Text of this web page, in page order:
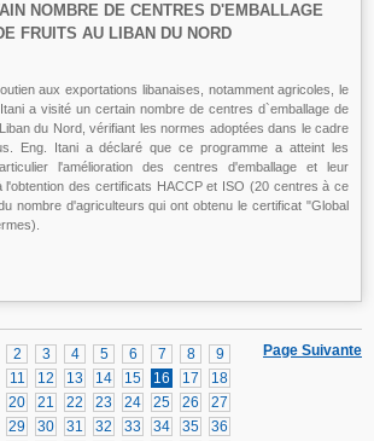
NOMBRE DE CENTRES D'EMBALLAGE
FRUITS AU LIBAN DU NORD
aux exportations libanaises, notamment agricoles, le
a visité un certain nombre de centres d`emballage de
du Nord, vérifiant les normes adoptées dans le cadre
Eng. Itani a déclaré que ce programme a atteint les
l'amélioration des centres d'emballage et leur
l'obtention des certificats HACCP et ISO (20 centres à ce
nombre d'agriculteurs qui ont obtenu le certificat "Global
Page Suivante
2 3 4 5 6 7 8
9
11 12 13 14 15 16 17
18
20 21 22 23 24 25 26
27
29 30 31 32 33 34 35
36